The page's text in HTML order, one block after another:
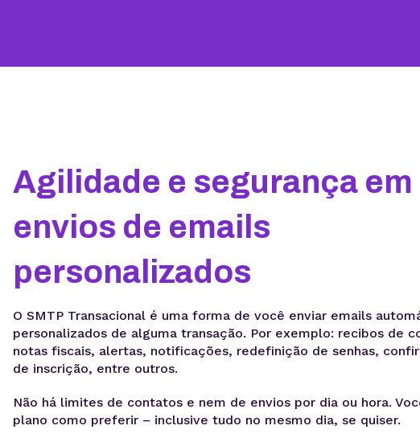
Agilidade e segurança em
envios de emails
personalizados
O SMTP Transacional é uma forma de você enviar emails
personalizados de alguma transação. Por exemplo: recibos de
notas fiscais, alertas, notificações, redefinição de senhas,
de inscrição, entre outros.
Não há limites de contatos e nem de envios por dia ou hora.
plano como preferir – inclusive tudo no mesmo dia, se quiser.